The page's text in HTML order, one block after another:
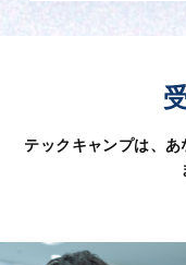
テックキャンプは、